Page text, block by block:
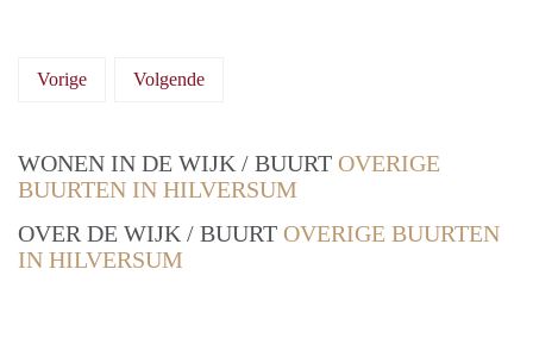
Vorige Volgende
WONEN IN DE WIJK / BUURT OVERIGE
BUURTEN IN HILVERSUM
OVER DE WIJK / BUURT OVERIGE BUURTEN
IN HILVERSUM